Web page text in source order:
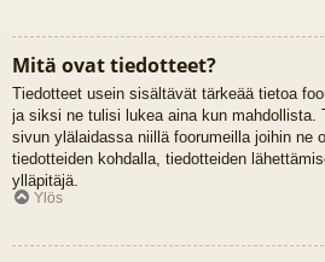
Mitä ovat tiedotteet?
Tiedotteet usein sisältävät tärkeää tietoa
ja siksi ne tulisi lukea aina kun mahdollista.
sivun ylälaidassa niillä foorumeilla joihin ne
tiedotteiden kohdalla, tiedotteiden
ylläpitäjä.
Ylös